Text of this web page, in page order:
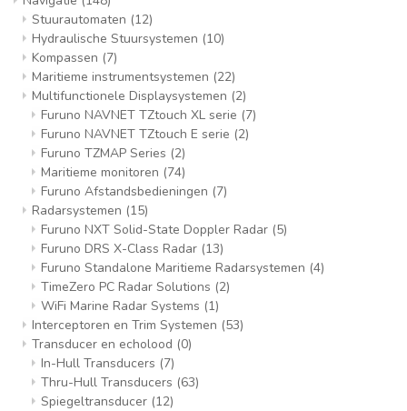
Stuurautomaten (12)
Hydraulische Stuursystemen (10)
Kompassen (7)
Maritieme instrumentsystemen (22)
Multifunctionele Displaysystemen (2)
Furuno NAVNET TZtouch XL serie (7)
Furuno NAVNET TZtouch E serie (2)
Furuno TZMAP Series (2)
Maritieme monitoren (74)
Furuno Afstandsbedieningen (7)
Radarsystemen (15)
Furuno NXT Solid-State Doppler Radar (5)
Furuno DRS X-Class Radar (13)
Furuno Standalone Maritieme Radarsystemen (4)
TimeZero PC Radar Solutions (2)
WiFi Marine Radar Systems (1)
Interceptoren en Trim Systemen (53)
Transducer en echolood (0)
In-Hull Transducers (7)
Thru-Hull Transducers (63)
Spiegeltransducer (12)